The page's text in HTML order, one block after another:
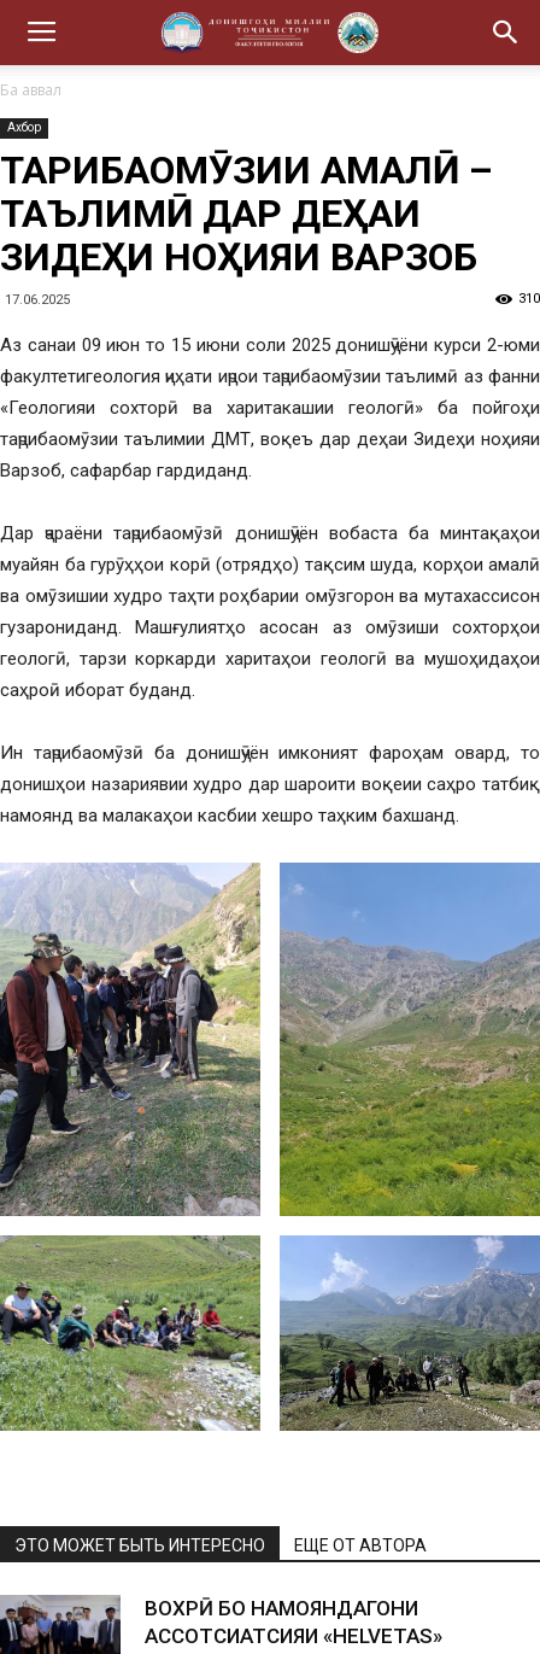
Ба аввал
Ахбор
ТАҶРИБАОМӮЗИИ АМАЛӢ –
ТАЪЛИМӢ ДАР ДЕҲАИ
ЗИДЕҲИ НОҲИЯИ ВАРЗОБ
17.06.2025 310
Аз санаи 09 июн то 15 июни соли 2025 донишҷӯёни курси 2-юми
факултетигеология ҷиҳати иҷрои таҷрибаомӯзии таълимӣ аз фанни
«Геологияи сохторӣ ва харитакашии геологӣ» ба пойгоҳи
таҷрибаомӯзии таълимии ДМТ, воқеъ дар деҳаи Зидеҳи ноҳияи
Варзоб, сафарбар гардиданд.
Дар ҷараёни таҷрибаомӯзӣ донишҷӯён вобаста ба минтақаҳои
муайян ба гурӯҳҳои корӣ (отрядҳо) тақсим шуда, корҳои амалӣ
ва омӯзишии худро таҳти роҳбарии омӯзгорон ва мутахассисон
гузарониданд. Машғулиятҳо асосан аз омӯзиши сохторҳои
геологӣ, тарзи коркарди харитаҳои геологӣ ва мушоҳидаҳои
саҳроӣ иборат буданд.
Ин таҷрибаомӯзӣ ба донишҷӯён имконият фароҳам овард, то
донишҳои назариявии худро дар шароити воқеии саҳро татбиқ
намоянд ва малакаҳои касбии хешро таҳким бахшанд.
ЭТО МОЖЕТ БЫТЬ ИНТЕРЕСНО ЕЩЕ ОТ АВТОРА
ВОХӮРӢ БО НАМОЯНДАГОНИ
АССОТСИАТСИЯИ «HELVETAS»